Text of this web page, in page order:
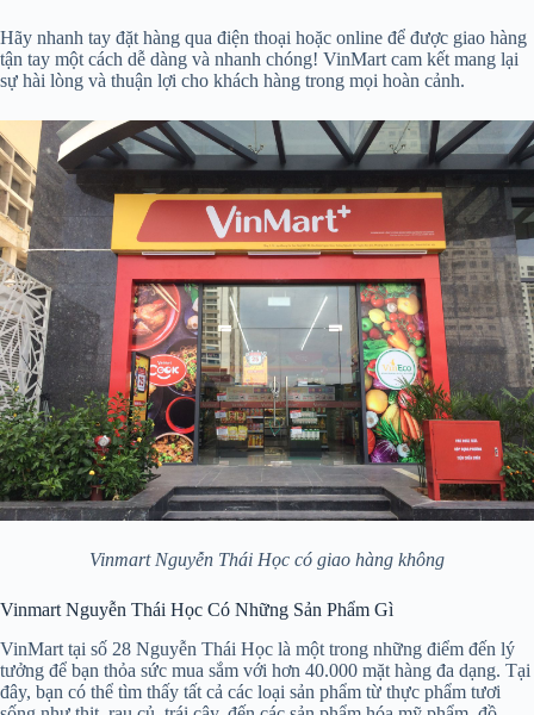
Hãy nhanh tay đặt hàng qua điện thoại hoặc online để được giao hàng
tận tay một cách dễ dàng và nhanh chóng! VinMart cam kết mang lại
sự hài lòng và thuận lợi cho khách hàng trong mọi hoàn cảnh.
Vinmart Nguyễn Thái Học có giao hàng không
Vinmart Nguyễn Thái Học Có Những Sản Phẩm Gì
VinMart tại số 28 Nguyễn Thái Học là một trong những điểm đến lý
tưởng để bạn thỏa sức mua sắm với hơn 40.000 mặt hàng đa dạng. Tại
đây, bạn có thể tìm thấy tất cả các loại sản phẩm từ thực phẩm tươi